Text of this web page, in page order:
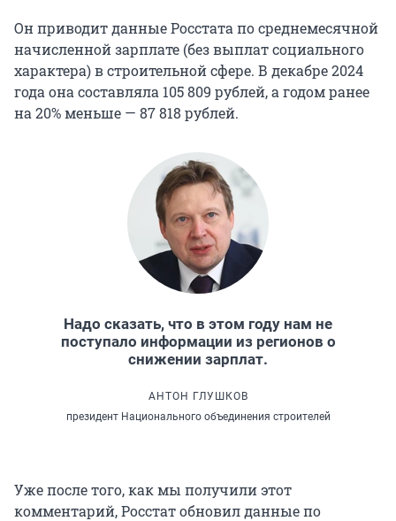
Он приводит данные Росстата по среднемесячной
начисленной зарплате (без выплат социального
характера) в строительной сфере. В декабре 2024
года она составляла 105 809 рублей, а годом ранее
на 20% меньше — 87 818 рублей.
Надо сказать, что в этом году нам не
поступало информации из регионов о
снижении зарплат.
АНТОН ГЛУШКОВ
президент Национального объединения строителей
Уже после того, как мы получили этот
комментарий, Росстат обновил данные по